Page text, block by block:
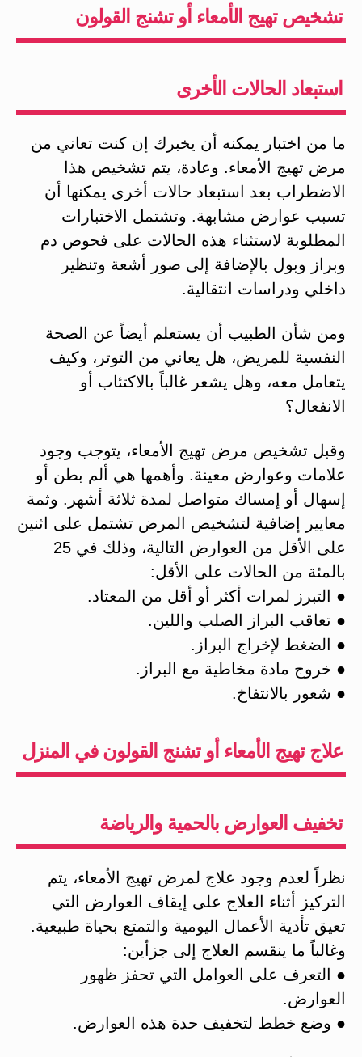
تشخيص تهيج الأمعاء أو تشنج القولون
استبعاد الحالات الأخرى
ما من اختبار يمكنه أن يخبرك إن كنت تعاني من
مرض تهيج الأمعاء. وعادة، يتم تشخيص هذا
الاضطراب بعد استبعاد حالات أخرى يمكنها أن
تسبب عوارض مشابهة. وتشتمل الاختبارات
المطلوبة لاستثناء هذه الحالات على فحوص دم
وبراز وبول بالإضافة إلى صور أشعة وتنظير
داخلي ودراسات انتقالية.
ومن شأن الطبيب أن يستعلم أيضاً عن الصحة
النفسية للمريض، هل يعاني من التوتر، وكيف
يتعامل معه، وهل يشعر غالباً بالاكتئاب أو
الانفعال؟
وقبل تشخيص مرض تهيج الأمعاء، يتوجب وجود
علامات وعوارض معينة. وأهمها هي ألم بطن أو
إسهال أو إمساك متواصل لمدة ثلاثة أشهر. وثمة
معايير إضافية لتشخيص المرض تشتمل على اثنين
على الأقل من العوارض التالية، وذلك في 25
بالمئة من الحالات على الأقل:
● التبرز لمرات أكثر أو أقل من المعتاد.
● تعاقب البراز الصلب واللين.
● الضغط لإخراج البراز.
● خروج مادة مخاطية مع البراز.
● شعور بالانتفاخ.
علاج تهيج الأمعاء أو تشنج القولون في المنزل
تخفيف العوارض بالحمية والرياضة
نظراً لعدم وجود علاج لمرض تهيج الأمعاء، يتم
التركيز أثناء العلاج على إيقاف العوارض التي
تعيق تأدية الأعمال اليومية والتمتع بحياة طبيعية.
وغالباً ما ينقسم العلاج إلى جزأين:
● التعرف على العوامل التي تحفز ظهور
العوارض.
● وضع خطط لتخفيف حدة هذه العوارض.